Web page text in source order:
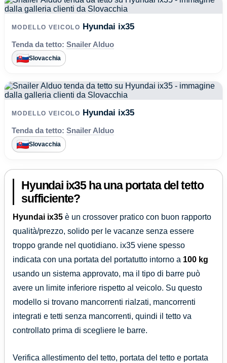
MODELLO VEICOLO Hyundai ix35
Tenda da tetto: Snailer Alduo
Slovacchia
MODELLO VEICOLO Hyundai ix35
Tenda da tetto: Snailer Alduo
Slovacchia
Hyundai ix35 ha una portata del tetto
sufficiente?
Hyundai ix35 è un crossover pratico con buon rapporto
qualità/prezzo, solido per le vacanze senza essere
troppo grande nel quotidiano. ix35 viene spesso
indicata con una portata del portatutto intorno a 100 kg
usando un sistema approvato, ma il tipo di barre può
avere un limite inferiore rispetto al veicolo. Su questo
modello si trovano mancorrenti rialzati, mancorrenti
integrati e tetti senza mancorrenti, quindi il tetto va
controllato prima di scegliere le barre.
Verifica allestimento del tetto, portata del tetto e portata